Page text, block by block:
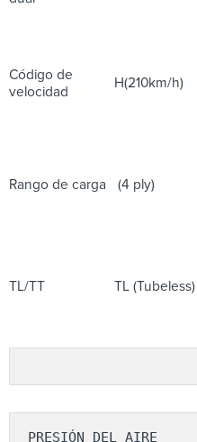
Código de
velocidad
H(210km/h)
Rango de carga (4 ply)
TL/TT TL (Tubeless)
PRESIÓN DEL AIRE